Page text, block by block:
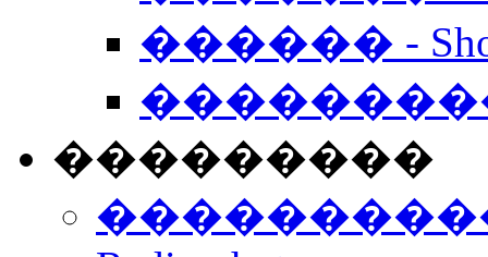
������ -
���������